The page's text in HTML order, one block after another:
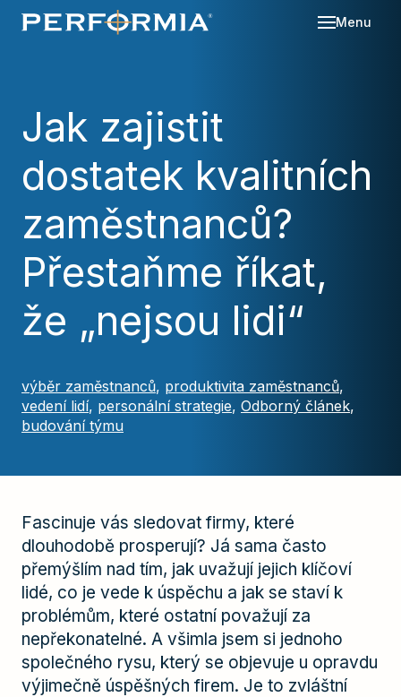
Menu
Jak zajistit
dostatek kvalitních
zaměstnanců?
Přestaňme říkat,
že „nejsou lidi“
výběr zaměstnanců, produktivita zaměstnanců,
vedení lidí, personální strategie, Odborný článek,
budování týmu
Fascinuje vás sledovat firmy, které
dlouhodobě prosperují? Já sama často
přemýšlím nad tím, jak uvažují jejich klíčoví
lidé, co je vede k úspěchu a jak se staví k
problémům, které ostatní považují za
nepřekonatelné. A všimla jsem si jednoho
společného rysu, který se objevuje u opravdu
výjimečně úspěšných firem. Je to zvláštní